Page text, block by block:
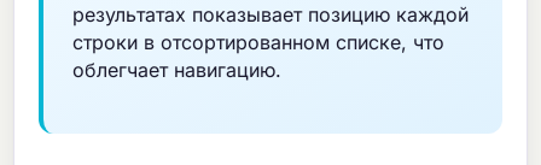
результатах показывает позицию каждой
строки в отсортированном списке, что
облегчает навигацию.